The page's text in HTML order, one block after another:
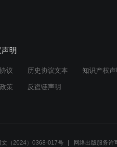
明
议 历史协议文本 知识产权声
策 反盗链声明
文（2024）0368-017号 网络出版服务许